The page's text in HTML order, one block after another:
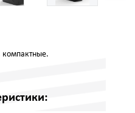
компактные.